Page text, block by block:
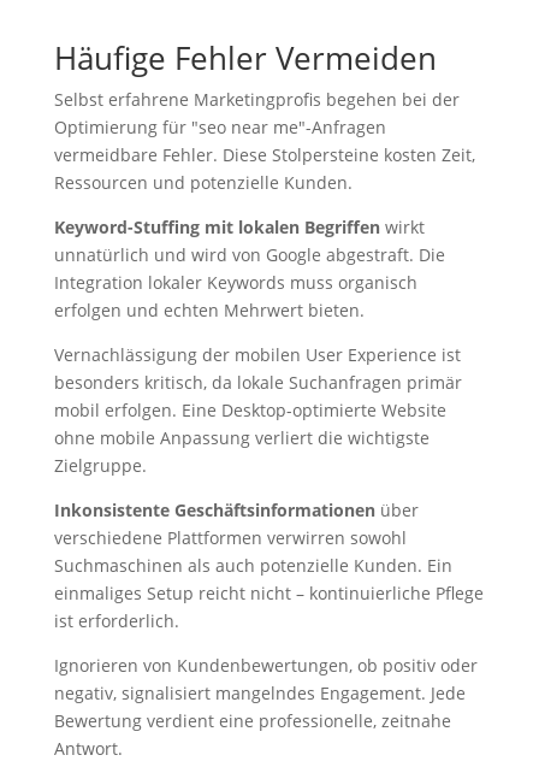
Häufige Fehler Vermeiden
Selbst erfahrene Marketingprofis begehen bei der
Optimierung für "seo near me"-Anfragen
vermeidbare Fehler. Diese Stolpersteine kosten Zeit,
Ressourcen und potenzielle Kunden.
Keyword-Stuffing mit lokalen Begriffenwirkt
unnatürlich und wird von Google abgestraft. Die
Integration lokaler Keywords muss organisch
erfolgen und echten Mehrwert bieten.
Vernachlässigung der mobilen User Experience ist
besonders kritisch, da lokale Suchanfragen primär
mobil erfolgen. Eine Desktop-optimierte Website
ohne mobile Anpassung verliert die wichtigste
Zielgruppe.
Inkonsistente Geschäftsinformationenüber
verschiedene Plattformen verwirren sowohl
Suchmaschinen als auch potenzielle Kunden. Ein
einmaliges Setup reicht nicht – kontinuierliche Pflege
ist erforderlich.
Ignorieren von Kundenbewertungen, ob positiv oder
negativ, signalisiert mangelndes Engagement. Jede
Bewertung verdient eine professionelle, zeitnahe
Antwort.